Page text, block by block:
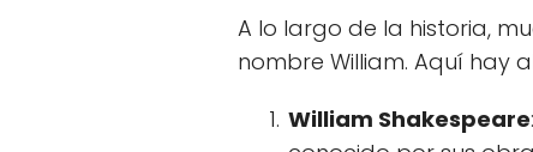
A lo largo de la historia,
nombre William. Aquí hay
William Shakespeare